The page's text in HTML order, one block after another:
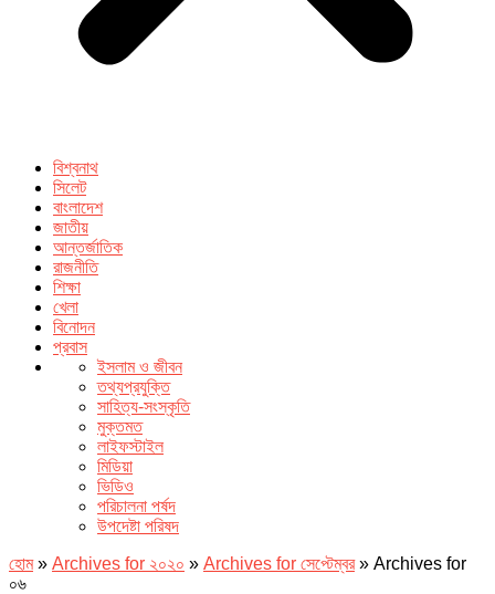
বিশ্বনাথ
সিলেট
বাংলাদেশ
জাতীয়
আন্তর্জাতিক
রাজনীতি
শিক্ষা
খেলা
বিনোদন
প্রবাস
ইসলাম ও জীবন
তথ্যপ্রযুক্তি
সাহিত্য-সংস্কৃতি
মুক্তমত
লাইফস্টাইল
মিডিয়া
ভিডিও
পরিচালনা পর্ষদ
উপদেষ্টা পরিষদ
হোম» Archives for ২০২০ » Archives for সেপ্টেম্বর» Archives for
০৬